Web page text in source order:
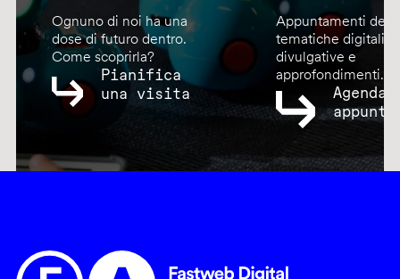
Ognuno di noi ha una
dose di futuro dentro.
Come scoprirla?
Pianifica
una visita
Appuntamenti
tematiche digitali,
divulgative e
approfondimenti.
Agenda